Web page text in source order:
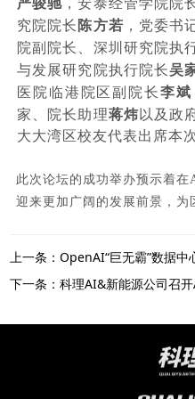
究院院长陈方若 ，党委书
院副院长、深圳研究院执
与发展研究院执行院长吴
医院临港院区副院长李斌
家、院长助理蒋炜以及政
大大湾区校友代表出席本
此次论坛的成功举办预示着
迎来更加广阔的发展前景，为
上一条：OpenAI“巨无霸”数据